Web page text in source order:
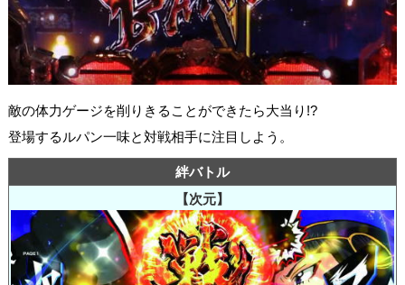
敵の体力ゲージを削りきることができたら大当り!?
登場するルパン一味と対戦相手に注目しよう。
絆バトル
【次元】